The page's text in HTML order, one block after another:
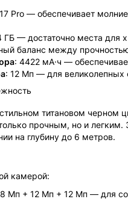
Pro — обеспечивает
ГБ — достаточно места для
баланс между
: 4422 мА·ч —
: 12 Мп — для великолепных
титановом черном
прочным, но и
на глубину до 6 метров.
камерой:
Мп + 12 Мп + 12 Мп — для